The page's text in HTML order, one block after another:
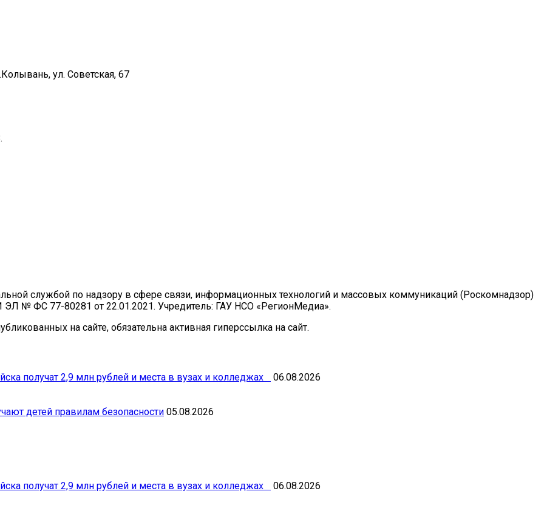
ул. Советская, 67
службой по надзору в сфере связи, информационных технологий и массовых коммуникаций (Роскомнадзор)
ЭЛ № ФС 77-80281 от 22.01.2021. Учредитель: ГАУ НСО «РегионМедиа».
на сайте, обязательна активная гиперссылка на сайт.
получат 2,9 млн рублей и места в вузах и колледжах
06.08.2026
детей правилам безопасности 05.08.2026
получат 2,9 млн рублей и места в вузах и колледжах
06.08.2026